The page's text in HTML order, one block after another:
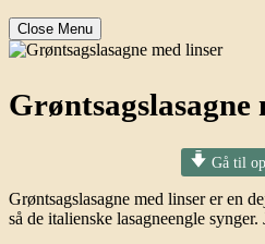
Close Menu
Grøntsagslasagne
Gå til
Grøntsagslasagne med linser er en
så de italienske lasagneengle